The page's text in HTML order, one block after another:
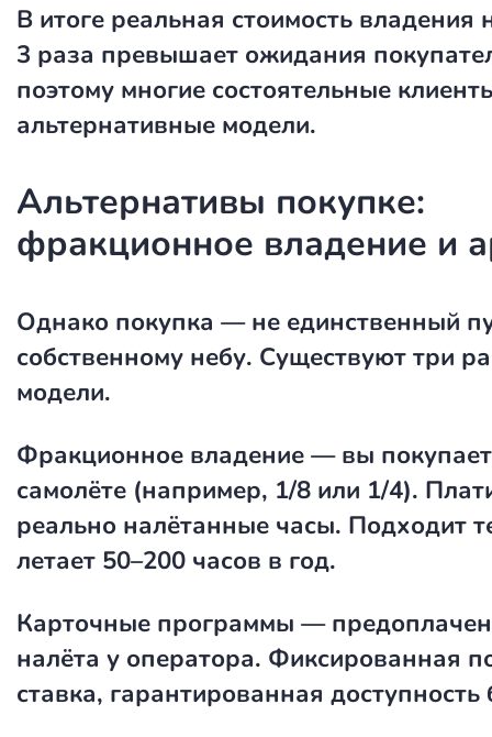
В итоге реальная стоимость владения
3 раза превышает ожидания
поэтому многие состоятельные
альтернативные модели.
Альтернативы покупке:
фракционное владение и
Однако покупка — не единственный
собственному небу. Существуют три
модели.
Фракционное владение— вы
самолёте (например, 1/8 или 1/4).
реально налётанные часы. Подходит
летает 50–200 часов в год.
Карточные программы —
налёта у оператора. Фиксированная
ставка, гарантированная доступность